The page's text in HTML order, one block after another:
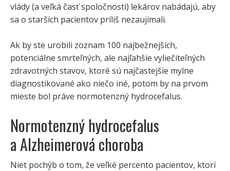
vlády (a veľká časť spoločnosti) lekárov nabádajú, aby
sa o starších pacientov príliš nezaujímali.
Ak by ste urobili zoznam 100 najbežnejších,
potenciálne smrteľných, ale najľahšie vyliečiteľných
zdravotných stavov, ktoré sú najčastejšie mylne
diagnostikované ako niečo iné, potom by na prvom
mieste bol práve normotenzný hydrocefalus.
Normotenzný hydrocefalus
a Alzheimerová choroba
Niet pochýb o tom, že veľké percento pacientov, ktorí